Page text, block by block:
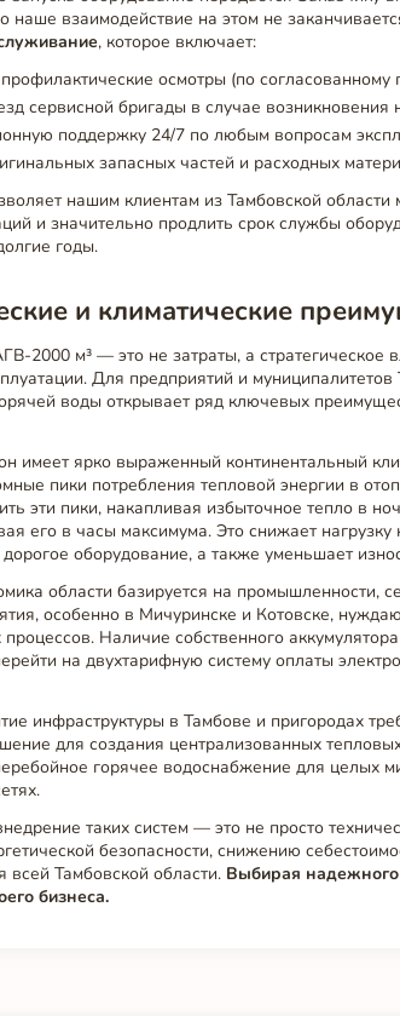
наше взаимодействие на этом не
, которое включает:
осмотры (по согласованному
сервисной бригады в случае возникновения
поддержку 24/7 по любым вопросам
запасных частей и расходных
нашим клиентам из Тамбовской
и значительно продлить срок службы
годы.
и климатические
2000 м³ — это не затраты, а стратегическое
Для предприятий и
воды открывает ряд ключевых
имеет ярко выраженный континентальный
пики потребления тепловой энергии в
эти пики, накапливая избыточное тепло в
его в часы максимума. Это снижает
оборудование, а также уменьшает
области базируется на промышленности,
особенно в Мичуринске и Котовске,
процессов. Наличие собственного
на двухтарифную систему оплаты
инфраструктуры в Тамбове и пригородах
для создания централизованных
горячее водоснабжение для целых
таких систем — это не просто
безопасности, снижению
всей Тамбовской области. Выбирая
бизнеса.